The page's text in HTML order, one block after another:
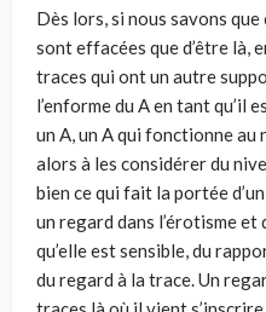
Dès lors, si nous savons
sont effacées que d’être là,
traces qui ont un autre
l’enforme du A en tant qu’il
un A, un A qui fonctionne au
alors à les considérer du
bien ce qui fait la portée
un regard dans l’érotisme et
qu’elle est sensible, du
du regard à la trace. Un